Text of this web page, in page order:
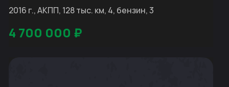
2016 г., АКПП, 128 тыс. км, 4, бензин, 3
4 700 000 ₽